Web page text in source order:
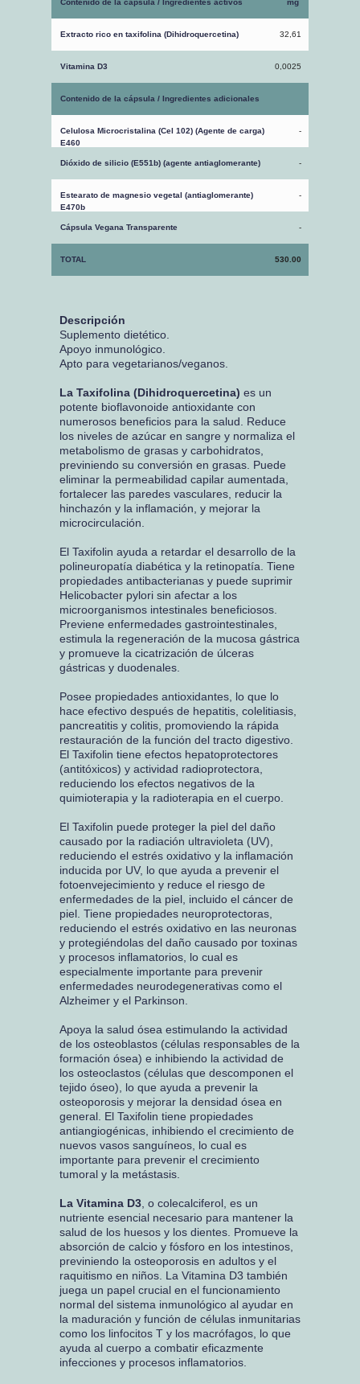
Contenido de la cápsula / Ingredientes activos mg
Extracto rico en taxifolina (Dihidroquercetina) 32,61
Vitamina D3 0,0025
Contenido de la cápsula / Ingredientes adicionales
Celulosa Microcristalina (Cel 102) (Agente de carga)
E460
-
Dióxido de silicio (E551b) (agente antiaglomerante) -
Estearato de magnesio vegetal (antiaglomerante)
E470b
-
Cápsula Vegana Transparente -
TOTAL 530.00
Descripción
Suplemento dietético.
Apoyo inmunológico.
Apto para vegetarianos/veganos.
La Taxifolina (Dihidroquercetina) es un
potente bioflavonoide antioxidante con
numerosos beneficios para la salud. Reduce
los niveles de azúcar en sangre y normaliza el
metabolismo de grasas y carbohidratos,
previniendo su conversión en grasas. Puede
eliminar la permeabilidad capilar aumentada,
fortalecer las paredes vasculares, reducir la
hinchazón y la inflamación, y mejorar la
microcirculación.
El Taxifolin ayuda a retardar el desarrollo de la
polineuropatía diabética y la retinopatía. Tiene
propiedades antibacterianas y puede suprimir
Helicobacter pylori sin afectar a los
microorganismos intestinales beneficiosos.
Previene enfermedades gastrointestinales,
estimula la regeneración de la mucosa gástrica
y promueve la cicatrización de úlceras
gástricas y duodenales.
Posee propiedades antioxidantes, lo que lo
hace efectivo después de hepatitis, colelitiasis,
pancreatitis y colitis, promoviendo la rápida
restauración de la función del tracto digestivo.
El Taxifolin tiene efectos hepatoprotectores
(antitóxicos) y actividad radioprotectora,
reduciendo los efectos negativos de la
quimioterapia y la radioterapia en el cuerpo.
El Taxifolin puede proteger la piel del daño
causado por la radiación ultravioleta (UV),
reduciendo el estrés oxidativo y la inflamación
inducida por UV, lo que ayuda a prevenir el
fotoenvejecimiento y reduce el riesgo de
enfermedades de la piel, incluido el cáncer de
piel. Tiene propiedades neuroprotectoras,
reduciendo el estrés oxidativo en las neuronas
y protegiéndolas del daño causado por toxinas
y procesos inflamatorios, lo cual es
especialmente importante para prevenir
enfermedades neurodegenerativas como el
Alzheimer y el Parkinson.
Apoya la salud ósea estimulando la actividad
de los osteoblastos (células responsables de la
formación ósea) e inhibiendo la actividad de
los osteoclastos (células que descomponen el
tejido óseo), lo que ayuda a prevenir la
osteoporosis y mejorar la densidad ósea en
general. El Taxifolin tiene propiedades
antiangiogénicas, inhibiendo el crecimiento de
nuevos vasos sanguíneos, lo cual es
importante para prevenir el crecimiento
tumoral y la metástasis.
La Vitamina D3 , o colecalciferol, es un
nutriente esencial necesario para mantener la
salud de los huesos y los dientes. Promueve la
absorción de calcio y fósforo en los intestinos,
previniendo la osteoporosis en adultos y el
raquitismo en niños. La Vitamina D3 también
juega un papel crucial en el funcionamiento
normal del sistema inmunológico al ayudar en
la maduración y función de células inmunitarias
como los linfocitos T y los macrófagos, lo que
ayuda al cuerpo a combatir eficazmente
infecciones y procesos inflamatorios.